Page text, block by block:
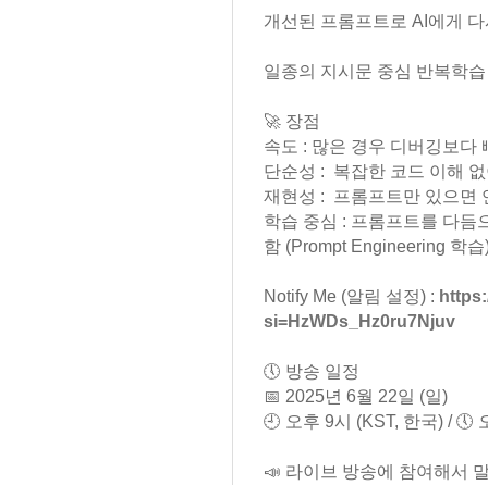
개선된 프롬프트로 AI에게
일종의 지시문 중심 반복학
🚀 장점
속도 : 많은 경우 디버깅보다
단순성 : 복잡한 코드 이해
재현성 : 프롬프트만 있으면
학습 중심 : 프롬프트를 다듬
함 (Prompt Engineering 학습
Notify Me (알림 설정) :
si=HzWDs_Hz0ru7Njuv
🕔 방송 일정
📅 2025년 6월 22일 (일)
🕘 오후 9시 (KST, 한국) / 🕔
📣 라이브 방송에 참여해서